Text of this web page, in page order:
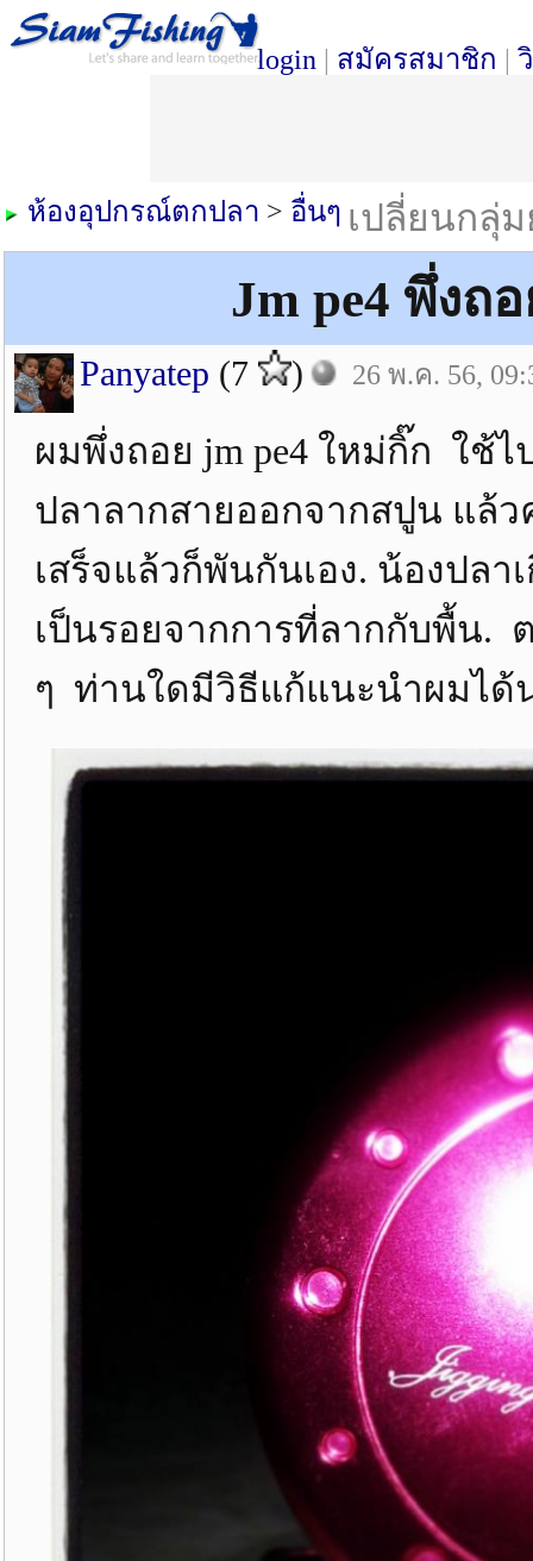
login | สมัครสมาชิก |
เปลี่ยนกลุ่
ห้องอุปกรณ์ตกปลา > อื่นๆ
Jm pe4 พึ่ง
Panyatep (7 ) 26 พ.ค. 56,
ผมพึ่งถอย jm pe4 ใหม่กิ๊ก ใช้ไ
ปลาลากสายออกจากสปูน แล้ว
เสร็จแล้วก็พันกันเอง. น้องปลา
เป็นรอยจากการที่ลากกับพื้น.
ๆ ท่านใดมีวิธีแก้แนะนำผมได้